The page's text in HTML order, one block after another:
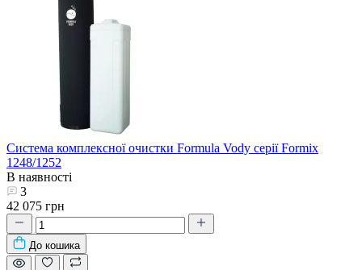
Система комплексної очистки Formula Vody серії Formix
1248/1252
В наявності
3
42 075 грн
До кошика